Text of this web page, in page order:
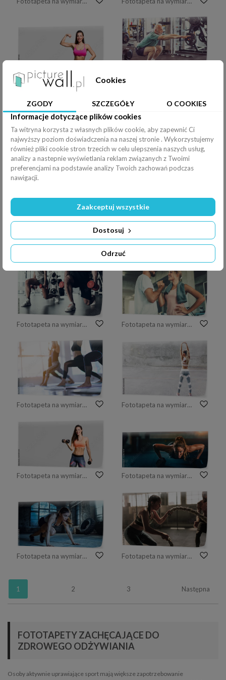
Fototapeta na wymiar Trening treningowy Fitness Fototapeta na wymiar Para w siłowni
Fototapeta na wymiar Ścieśniać. Mężczyzna i kobieta, trening w klubie fitness. Fototapeta na wymiar Atrakcyjny potomstwo pary handshaking po treningu w sprawności fizycznej gym., Portret mężczyzna i kobiety pary miłość pracujemy out trenować wpólnie., Pary sprawność fizyczna i zdrowy pojęcie.
Fototapeta na wymiar Kobiety ćwiczące na zajęciach jogi w studio fitness Fototapeta na wymiar Sprawności fizycznej sporta kobieta w mody sportswear robi rozciągania ćwiczeniu nad szarości ścianą
Fototapeta na wymiar Piękny sprawności fizycznej dziewczyny pozować Fototapeta na wymiar Trening obwodowy. Młoda kobieta ćwiczy przy gym
Fototapeta na wymiar Sportowa piękna kobieta robi bieganie desce jako część jej krzyża sprawności, rutynowego treningu w kulturystyce. Fototapeta na wymiar Młoda kobieta pracująca z batalistycznymi arkanami
1 2 3 Następna
FOTOTAPETY ZACHĘCAJĄCE DO
ZDROWEGO ODŻYWIANIA
Osoby aktywnie uprawiające sport mają większe zapotrzebowanie
Cookies
ZGODY SZCZEGÓŁY O COOKIES
Informacje dotyczące plików cookies
Ta witryna korzysta z własnych plików cookie, aby zapewnić Ci
najwyższy poziom doświadczenia na naszej stronie . Wykorzystujemy
również pliki cookie stron trzecich w celu ulepszenia naszych usług,
analizy a nastepnie wyświetlania reklam związanych z Twoimi
preferencjami na podstawie analizy Twoich zachowań podczas
nawigacji.
Odrzuć
Dostosuj
Zaakceptuj wszystkie